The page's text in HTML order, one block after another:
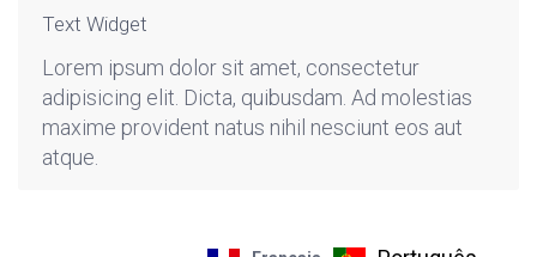
Text Widget
Lorem ipsum dolor sit amet, consectetur
adipisicing elit. Dicta, quibusdam. Ad molestias
maxime provident natus nihil nesciunt eos aut
atque.